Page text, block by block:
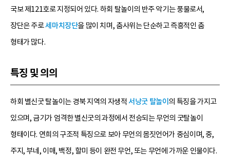
국보 제121호로 지정되어 있다. 하회 탈놀이의 반주 악기는 풍물로서,
장단은 주로세마치장단을 많이 치며, 춤사위는 단순하고 즉흥적인 춤
형태가 많다.
특징 및 의의
하회 별신굿 탈놀이는 경북 지역의 자생적 서낭굿 탈놀이 의 특징을 가지고
있으며, 금기가 엄격한 별신굿의 과정에서 전승되는 무언의 굿탈놀이
형태이다. 연희의 구조적 특징으로 보아 무언의 몸짓언어가 중심이며, 중,
주지, 부네, 이매, 백정, 할미 등이 완전 무언, 또는 무언에 가까운 인물이다.